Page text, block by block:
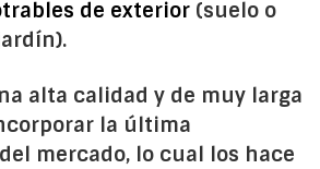
de exterior (suelo o
alta calidad y de muy larga
la última
mercado, lo cual los hace